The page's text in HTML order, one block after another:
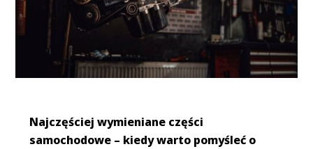
Najczęściej wymieniane części
samochodowe – kiedy warto pomyśleć o